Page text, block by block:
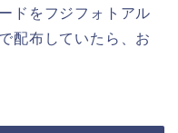
ドをフジフォトアル
配布していたら、お